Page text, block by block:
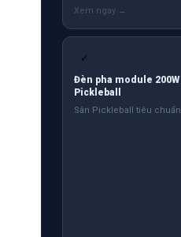
✓
Đèn pha module 200W
Pickleball
Sân Pickleball tiêu chuẩn